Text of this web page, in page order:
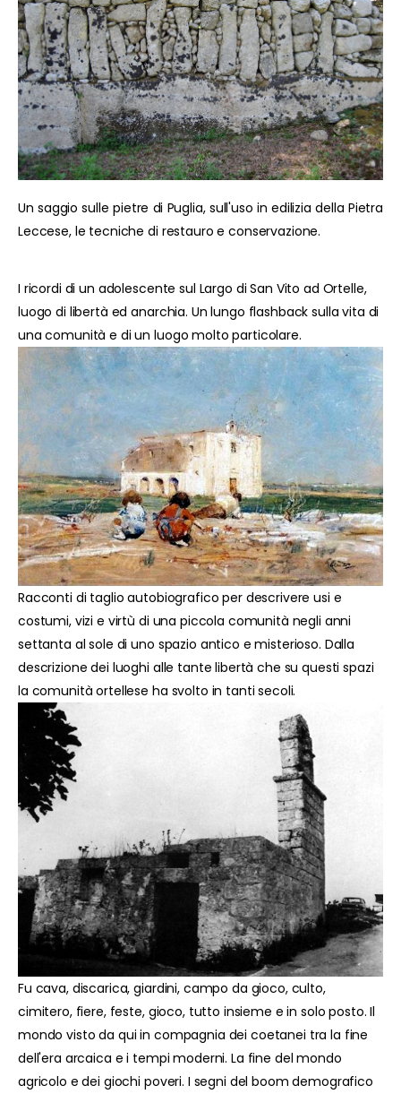
Un saggio sulle pietre di Puglia, sull'uso in edilizia della Pietra
Leccese, le tecniche di restauro e conservazione.
I ricordi di un adolescente sul Largo di San Vito ad Ortelle,
luogo di libertà ed anarchia. Un lungo flashback sulla vita di
una comunità e di un luogo molto particolare.
Racconti di taglio autobiografico per descrivere usi e
costumi, vizi e virtù di una piccola comunità negli anni
settanta al sole di uno spazio antico e misterioso. Dalla
descrizione dei luoghi alle tante libertà che su questi spazi
la comunità ortellese ha svolto in tanti secoli.
Fu cava, discarica, giardini, campo da gioco, culto,
cimitero, fiere, feste, gioco, tutto insieme e in solo posto. Il
mondo visto da qui in compagnia dei coetanei tra la fine
dell'era arcaica e i tempi moderni. La fine del mondo
agricolo e dei giochi poveri. I segni del boom demografico